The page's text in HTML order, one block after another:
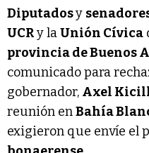
Diputadosy
UCRy laUnión Cívica
provincia de Buenos
comunicado para
gobernador, Axel
reunión enBahía
exigieron que envíe el